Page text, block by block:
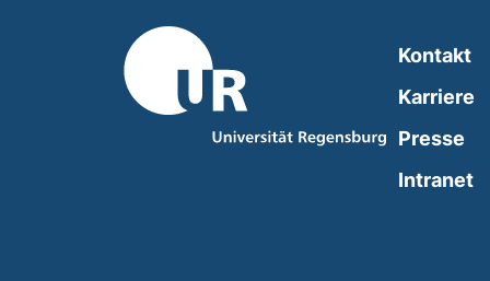
Kontakt
Karriere
Presse
Intranet